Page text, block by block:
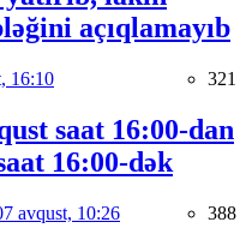
açıqlamayıb
16:10 321
saat 16:00-dan
16:00-dək
avqust, 10:26 388